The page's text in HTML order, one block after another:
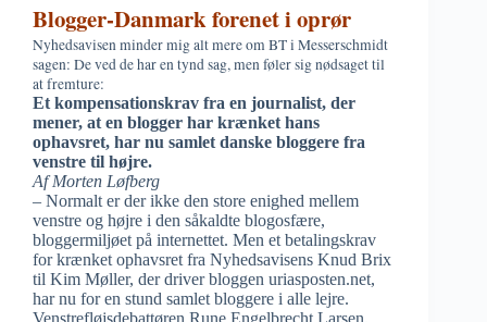
Blogger-Danmark forenet i oprør
Nyhedsavisen minder mig alt mere om BT i Messerschmidt
sagen: De ved de har en tynd sag, men føler sig nødsaget til
at fremture:
Et kompensationskrav fra en journalist, der
mener, at en blogger har krænket hans
ophavsret, har nu samlet danske bloggere fra
venstre til højre.
Af Morten Løfberg
– Normalt er der ikke den store enighed mellem
venstre og højre i den såkaldte blogosfære,
bloggermiljøet på internettet. Men et betalingskrav
for krænket ophavsret fra Nyhedsavisens Knud Brix
til Kim Møller, der driver bloggen uriasposten.net,
har nu for en stund samlet bloggere i alle lejre.
Venstrefløjsdebattøren Rune Engelbrecht Larsen,